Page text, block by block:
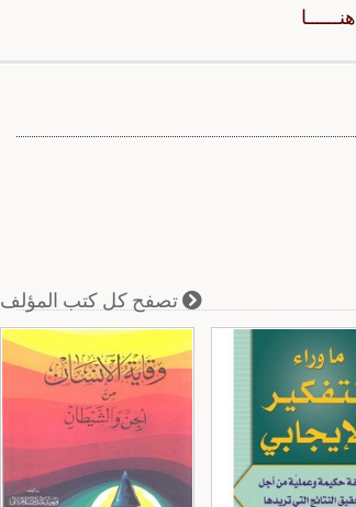
هنــــــا
تصفح كل كتب المؤلف